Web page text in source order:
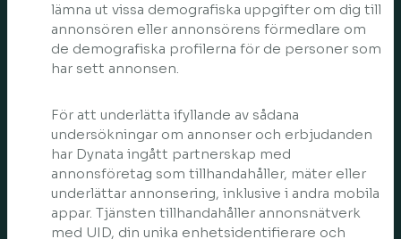
lämna ut vissa demografiska uppgifter om dig till
annonsören eller annonsörens förmedlare om
de demografiska profilerna för de personer som
har sett annonsen.
För att underlätta ifyllande av sådana
undersökningar om annonser och erbjudanden
har Dynata ingått partnerskap med
annonsföretag som tillhandahåller, mäter eller
underlättar annonsering, inklusive i andra mobila
appar. Tjänsten tillhandahåller annonsnätverk
med UID, din unika enhetsidentifierare och